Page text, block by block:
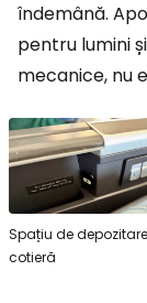
îndemână.
pentru lumini
mecanice, nu
Spațiu de
cotieră